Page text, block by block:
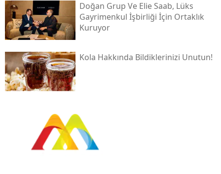
Doğan Grup Ve Elie Saab, Lüks
Gayrimenkul İşbirliği İçin Ortaklık
Kuruyor
Kola Hakkında Bildiklerinizi Unutun!